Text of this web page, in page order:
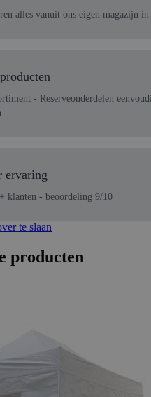
alles vanuit ons eigen magazijn in
- Reserveonderdelen
ervaring
klanten - beoordeling 9/10
te slaan
producten